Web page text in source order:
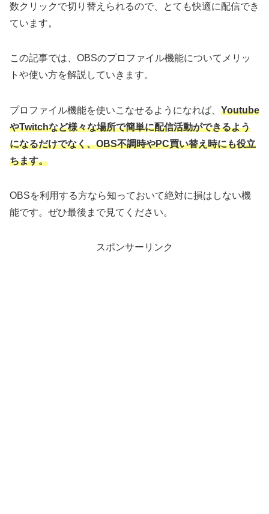
数クリックで切り替えられるので、とても快適に配信でき
ています。
この記事では、OBSのプロファイル機能についてメリッ
トや使い方を解説していきます。
プロファイル機能を使いこなせるようになれば、 Youtube
やTwitchなど様々な場所で簡単に配信活動ができるよう
になるだけでなく、OBS不調時やPC買い替え時にも役立
ちます。
OBSを利用する方なら知っておいて絶対に損はしない機
能です。ぜひ最後まで見てください。
スポンサーリンク